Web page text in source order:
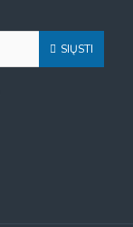
SIŲSTI